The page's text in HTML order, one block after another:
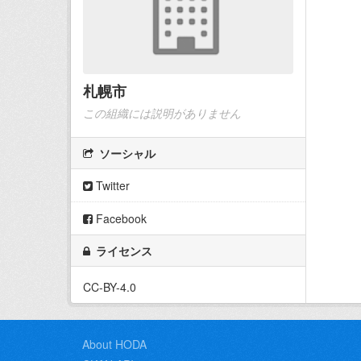
札幌市
この組織には説明がありません
ソーシャル
Twitter
Facebook
ライセンス
CC-BY-4.0
About HODA